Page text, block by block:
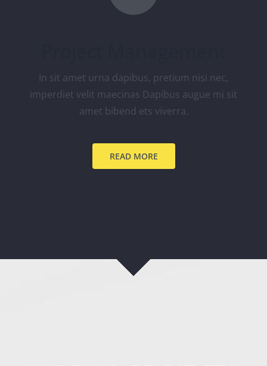
In sit amet urna dapibus, pretium nisi nec,
imperdiet velit maecinas Dapibus augue mi sit
amet bibend ets viverra.
READ MORE